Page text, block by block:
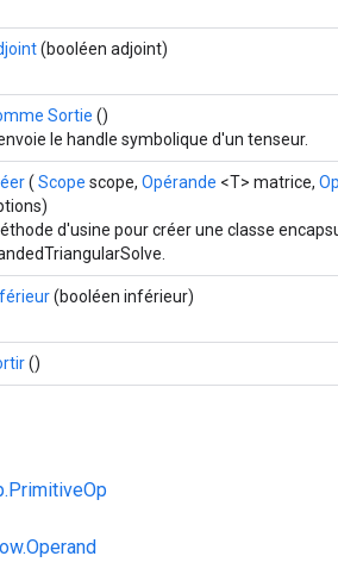
(booléen adjoint)
Sortie ()
le handle symbolique d'un tenseur.
( Scope scope, Opérande <T> matrice,
d'usine pour créer une classe
(booléen inférieur)
()